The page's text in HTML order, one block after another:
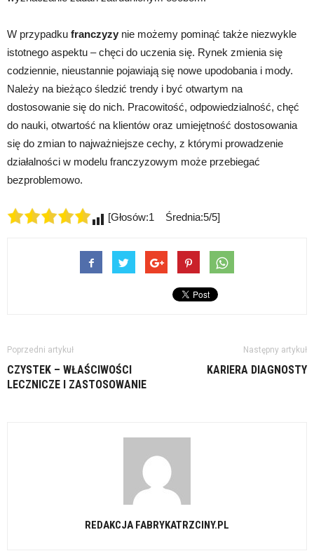
W przypadku franczyzy nie możemy pominąć także niezwykle
istotnego aspektu – chęci do uczenia się. Rynek zmienia się
codziennie, nieustannie pojawiają się nowe upodobania i mody.
Należy na bieżąco śledzić trendy i być otwartym na
dostosowanie się do nich. Pracowitość, odpowiedzialność, chęć
do nauki, otwartość na klientów oraz umiejętność dostosowania
się do zmian to najważniejsze cechy, z którymi prowadzenie
działalności w modelu franczyzowym może przebiegać
bezproblemowo.
[Głosów:1 Średnia:5/5]
Poprzedni artykuł
CZYSTEK – WŁAŚCIWOŚCI
LECZNICZE I ZASTOSOWANIE
Następny artykuł
KARIERA DIAGNOSTY
REDAKCJA FABRYKATRZCINY.PL